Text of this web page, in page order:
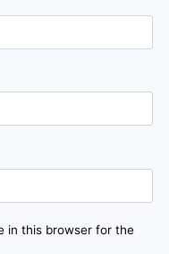
in this browser for the